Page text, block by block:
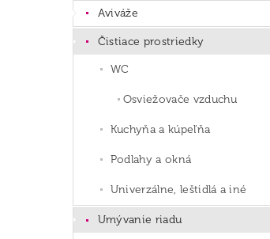
Aviváže
Čistiace prostriedky
WC
Osviežovače vzduchu
Kuchyňa a kúpeľňa
Podlahy a okná
Univerzálne, leštidlá a iné
Umývanie riadu